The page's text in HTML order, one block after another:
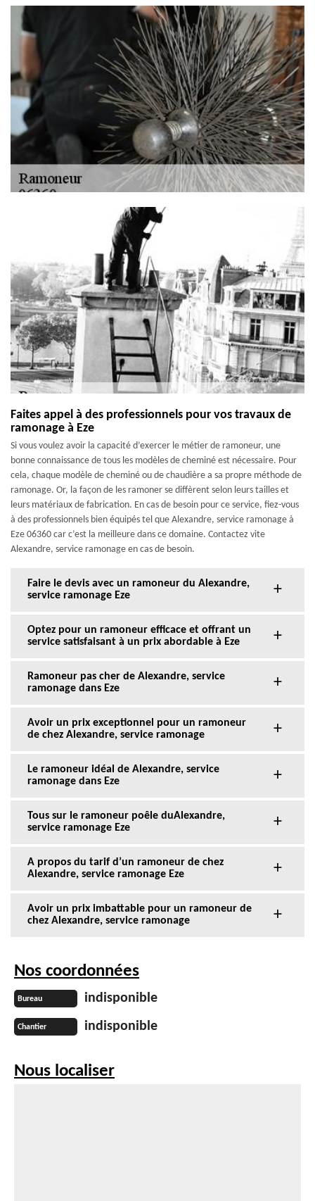
Faites appel à des professionnels pour vos travaux de
ramonage à Eze
Si vous voulez avoir la capacité d’exercer le métier de ramoneur, une
bonne connaissance de tous les modèles de cheminé est nécessaire. Pour
cela, chaque modèle de cheminé ou de chaudière a sa propre méthode de
ramonage. Or, la façon de les ramoner se diffèrent selon leurs tailles et
leurs matériaux de fabrication. En cas de besoin pour ce service, fiez-vous
à des professionnels bien équipés tel que Alexandre, service ramonage à
Eze 06360 car c’est la meilleure dans ce domaine. Contactez vite
Alexandre, service ramonage en cas de besoin.
Faire le devis avec un ramoneur du Alexandre,
service ramonage Eze
Optez pour un ramoneur efficace et offrant un
service satisfaisant à un prix abordable à Eze
Ramoneur pas cher de Alexandre, service
ramonage dans Eze
Avoir un prix exceptionnel pour un ramoneur
de chez Alexandre, service ramonage
Le ramoneur idéal de Alexandre, service
ramonage dans Eze
Tous sur le ramoneur poêle duAlexandre,
service ramonage Eze
A propos du tarif d’un ramoneur de chez
Alexandre, service ramonage Eze
Avoir un prix imbattable pour un ramoneur de
chez Alexandre, service ramonage
Nos coordonnées
Bureau indisponible
Chantier indisponible
Nous localiser